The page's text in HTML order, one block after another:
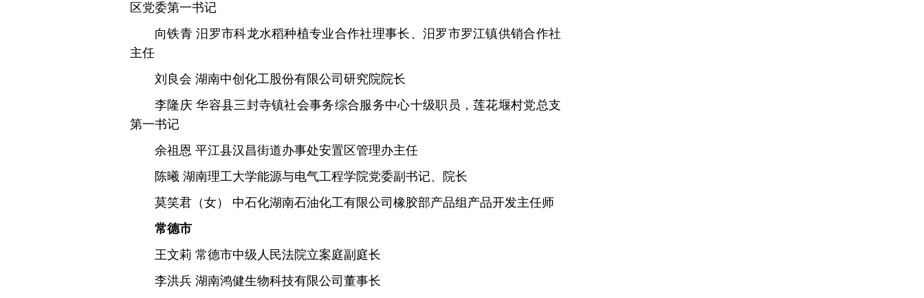
区党委第一书记
向铁青 汨罗市科龙水稻种植专业合作社理事长、汨罗市罗江镇供销合作社
主任
刘良会 湖南中创化工股份有限公司研究院院长
李隆庆 华容县三封寺镇社会事务综合服务中心十级职员，莲花堰村党总支
第一书记
余祖恩 平江县汉昌街道办事处安置区管理办主任
陈曦 湖南理工大学能源与电气工程学院党委副书记、院长
莫笑君（女） 中石化湖南石油化工有限公司橡胶部产品组产品开发主任师
常德市
王文莉 常德市中级人民法院立案庭副庭长
李洪兵 湖南鸿健生物科技有限公司董事长